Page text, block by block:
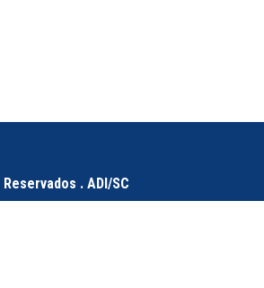
. ADI/SC